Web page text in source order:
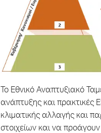
Το Εθνικό Αναπτυξιακό
ανάπτυξης και πρακτικές
κλιματικής αλλαγής και
στοιχείων και να